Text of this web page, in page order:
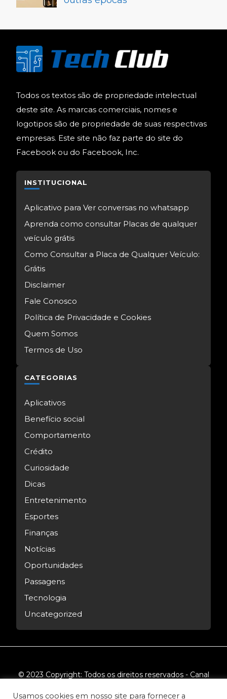
Todos os textos são de propriedade intelectual
deste site. As marcas comerciais, nomes e
logotipos são de propriedade de suas respectivas
empresas. Este site não faz parte do site do
Facebook ou do Facebook, Inc.
INSTITUCIONAL
Aplicativo para Ver conversas no whatsapp
Aprenda como consultar Placas de qualquer
veículo grátis
Como Consultar a Placa de Qualquer Veículo:
Grátis
Disclaimer
Fale Conosco
Política de Privacidade e Cookies
Quem Somos
Termos de Uso
CATEGORIAS
Aplicativos
Benefício social
Comportamento
Crédito
Curiosidade
Dicas
Entretenimento
Esportes
Finanças
Notícias
Oportunidades
Passagens
Tecnologia
Uncategorized
© 2023 Copyright: Todos os direitos reservados - Canal
Usamos cookies em nosso site para fornecer a